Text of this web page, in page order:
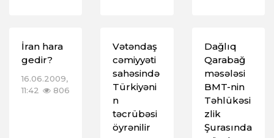
İran hara
gedir?
16.06.2009,
11:42
806
Vətəndaş
cəmiyyəti
sahəsində
Türkiyəni
n
təcrübəsi
öyrənilir
Dağlıq
Qarabağ
məsələsi
BMT-nin
Təhlükəsi
zlik
Şurasında